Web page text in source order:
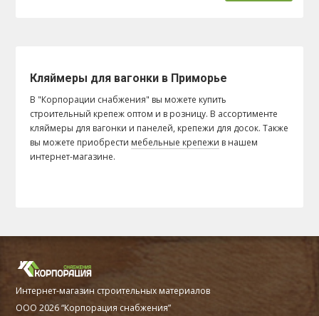
Кляймеры для вагонки в Приморье
В "Корпорации снабжения" вы можете купить
строительный крепеж оптом и в розницу. В ассортименте
кляймеры для вагонки и панелей, крепежи для досок. Также
вы можете приобрести мебельные крепежи в нашем
интернет-магазине.
Интернет-магазин строительных материалов
ООО 2026 “Корпорация снабжения”